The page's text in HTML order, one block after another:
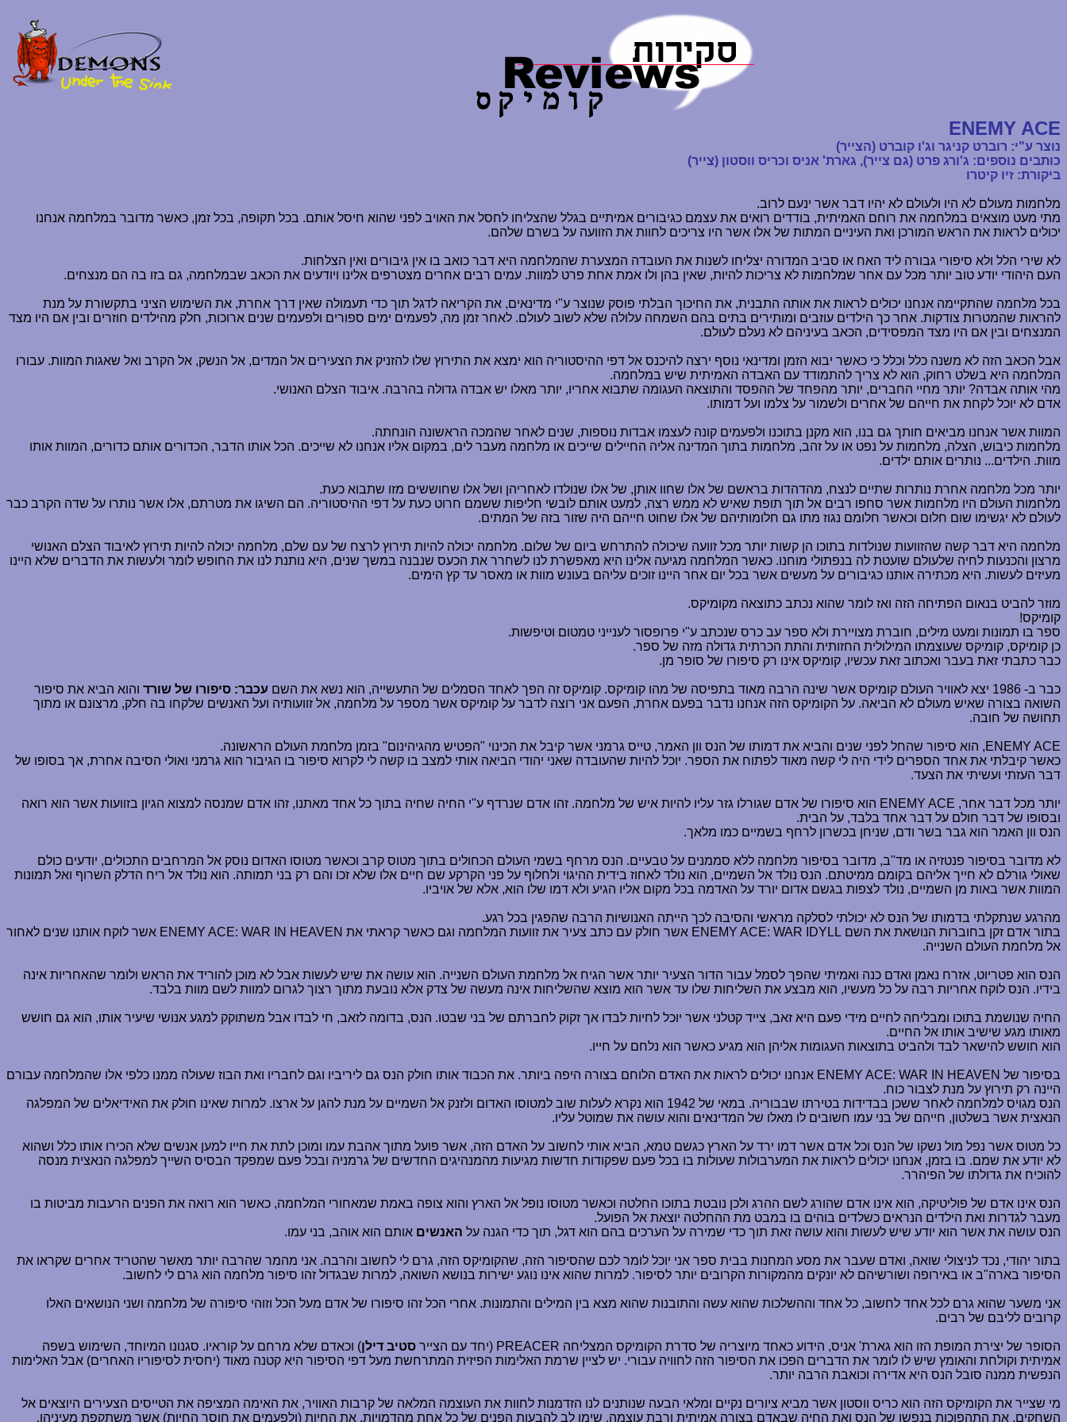
ENEMY ACE
נוצר ע"י: רוברט קניגר וג'ו קוברט (הצייר)
כותבים נוספים: ג'ורג פרט (גם צייר), גארת' אניס וכריס ווסטון (צייר)
ביקורת: זיו קיטרו
מלחמות מעולם לא היו ולעולם לא יהיו דבר אשר ינעם לרוב.
מתי מעט מוצאים במלחמה את רוחם האמיתית, בודדים רואים את עצמם כגיבורים אמיתיים בגלל שהצליחו לחסל את האויב לפני שהוא חיסל אותם. בכל תקופה, בכל זמן, כאשר מדובר במלחמה אנחנו
יכולים לראות את הראש המורכן ואת העיניים המתות של אלו אשר היו צריכים לחוות את הזוועה על בשרם שלהם.
לא שירי הלל ולא סיפורי גבורה ליד האח או סביב המדורה יצליחו לשנות את העובדה המצערת שהמלחמה היא דבר כואב בו אין גיבורים ואין הצלחות.
העם היהודי יודע טוב יותר מכל עם אחר שמלחמות לא צריכות להיות, שאין בהן ולו אמת אחת פרט למוות. עמים רבים אחרים מצטרפים אלינו ויודעים את הכאב שבמלחמה, גם בזו בה הם מנצחים.
בכל מלחמה שהתקיימה אנחנו יכולים לראות את אותה התבנית, את החיכוך הבלתי פוסק שנוצר ע"י מדינאים, את הקריאה לדגל תוך כדי תעמולה שאין דרך אחרת, את השימוש הציני בתקשורת על מנת
להראות שהמטרות צודקות. אחר כך הילדים עוזבים ומותירים בתים בהם השמחה עלולה שלא לשוב לעולם. לאחר זמן מה, לפעמים ימים ספורים ולפעמים שנים ארוכות, חלק מהילדים חוזרים ובין אם היו מצד
המנצחים ובין אם היו מצד המפסידים, הכאב בעיניהם לא נעלם לעולם.
אבל הכאב הזה לא משנה כלל וכלל כי כאשר יבוא הזמן ומדינאי נוסף ירצה להיכנס אל דפי ההיסטוריה הוא ימצא את התירוץ שלו להזניק את הצעירים אל המדים, אל הנשק, אל הקרב ואל שאגות המוות. עבורו
המלחמה היא בשלט רחוק, הוא לא צריך להתמודד עם האבדה האמיתית שיש במלחמה.
מהי אותה אבדה? יותר מחיי החברים, יותר מהפחד של ההפסד והתוצאה העגומה שתבוא אחריו, יותר מאלו יש אבדה גדולה בהרבה. איבוד הצלם האנושי.
אדם לא יוכל לקחת את חייהם של אחרים ולשמור על צלמו ועל דמותו.
המוות אשר אנחנו מביאים חותך גם בנו, הוא מקנן בתוכנו ולפעמים קונה לעצמו אבדות נוספות, שנים לאחר שהמכה הראשונה הונחתה.
מלחמות כיבוש, הצלה, מלחמות על נפט או על זהב, מלחמות בתוך המדינה אליה החיילים שייכים או מלחמה מעבר לים, במקום אליו אנחנו לא שייכים. הכל אותו הדבר, הכדורים אותם כדורים, המוות אותו
מוות. הילדים... נותרים אותם ילדים.
יותר מכל מלחמה אחרת נותרות שתיים לנצח, מהדהדות בראשם של אלו שחוו אותן, של אלו שנולדו לאחריהן ושל אלו שחוששים מזו שתבוא כעת.
מלחמות העולם היו מלחמות אשר סחפו רבים אל תוך תופת שאיש לא ממש רצה, למעט אותם לובשי חליפות ששמם חרוט כעת על דפי ההיסטוריה. הם השיגו את מטרתם, אלו אשר נותרו על שדה הקרב כבר
לעולם לא יגשימו שום חלום וכאשר חלומם נגוז מתו גם חלומותיהם של אלו שחוט חייהם היה שזור בזה של המתים.
מלחמה היא דבר קשה שהזוועות שנולדות בתוכו הן קשות יותר מכל זוועה שיכולה להתרחש ביום של שלום. מלחמה יכולה להיות תירוץ לרצח של עם שלם, מלחמה יכולה להיות תירוץ לאיבוד הצלם האנושי
מרצון והכנעות לחיה שלעולם שועטת לה בנפתולי מוחנו. כאשר המלחמה מגיעה אלינו היא מאפשרת לנו לשחרר את הכעס שנבנה במשך שנים, היא נותנת לנו את החופש לומר ולעשות את הדברים שלא היינו
מעיזים לעשות. היא מכתירה אותנו כגיבורים על מעשים אשר בכל יום אחר היינו זוכים עליהם בעונש מוות או מאסר עד קץ הימים.
מוזר להביט בנאום הפתיחה הזה ואז לומר שהוא נכתב כתוצאה מקומיקס.
קומיקס!
ספר בו תמונות ומעט מילים, חוברת מצויירת ולא ספר עב כרס שנכתב ע"י פרופסור לענייני טמטום וטיפשות.
כן קומיקס, קומיקס שעוצמתו המילולית החזותית והתת הכרתית גדולה מזה של ספר.
כבר כתבתי זאת בעבר ואכתוב זאת עכשיו, קומיקס אינו רק סיפורו של סופר מן.
כבר ב- 1986 יצא לאוויר העולם קומיקס אשר שינה הרבה מאוד בתפיסה של מהו קומיקס. קומיקס זה הפך לאחד הסמלים של התעשייה, הוא נשא את השם עכבר: סיפורו של שורד והוא הביא את סיפור
השואה בצורה שאיש מעולם לא הביאה. על הקומיקס הזה אנחנו נדבר בפעם אחרת, הפעם אני רוצה לדבר על קומיקס אשר מספר על מלחמה, אל זוועותיה ועל האנשים שלקחו בה חלק, מרצונם או מתוך
תחושה של חובה.
ENEMY ACE, הוא סיפור שהחל לפני שנים והביא את דמותו של הנס וון האמר, טייס גרמני אשר קיבל את הכינוי "הפטיש מהגיהינום" בזמן מלחמת העולם הראשונה.
כאשר קיבלתי את אחד הספרים לידי היה לי קשה מאוד לפתוח את הספר. יוכל להיות שהעובדה שאני יהודי הביאה אותי למצב בו קשה לי לקרוא סיפור בו הגיבור הוא גרמני ואולי הסיבה אחרת, אך בסופו של
דבר העזתי ועשיתי את הצעד.
יותר מכל דבר אחר, ENEMY ACE הוא סיפורו של אדם שגורלו גזר עליו להיות איש של מלחמה. זהו אדם שנרדף ע"י החיה שחיה בתוך כל אחד מאתנו, זהו אדם שמנסה למצוא הגיון בזוועות אשר הוא רואה
ובסופו של דבר חולם על דבר אחד בלבד, על הבית.
הנס וון האמר הוא גבר בשר ודם, שניחן בכשרון לרחף בשמיים כמו מלאך.
לא מדובר בסיפור פנטזיה או מד"ב, מדובר בסיפור מלחמה ללא סממנים על טבעיים. הנס מרחף בשמי העולם הכחולים בתוך מטוס קרב וכאשר מטוסו האדום נוסק אל המרחבים התכולים, יודעים כולם
שאולי גורלם לא חייך אליהם בקומם ממיטתם. הנס נולד אל השמיים, הוא נולד לאחוז בידית ההיגוי ולחלוף על פני הקרקע שם חיים אלו שלא זכו והם רק בני תמותה. הוא נולד אל ריח הדלק השרוף ואל תמונות
המוות אשר באות מן השמיים, נולד לצפות בגשם אדום יורד על האדמה בכל מקום אליו הגיע ולא דמו שלו הוא, אלא של אויביו.
מהרגע שנתקלתי בדמותו של הנס לא יכולתי לסלקה מראשי והסיבה לכך הייתה האנושיות הרבה שהפגין בכל רגע.
בתור אדם זקן בחוברות הנושאת את השם ENEMY ACE: WAR IDYLL אשר חולק עם כתב צעיר את זוועות המלחמה וגם כאשר קראתי את ENEMY ACE: WAR IN HEAVEN אשר לוקח אותנו שנים לאחור
אל מלחמת העולם השנייה.
הנס הוא פטריוט, אזרח נאמן ואדם כנה ואמיתי שהפך לסמל עבור הדור הצעיר יותר אשר הגיח אל מלחמת העולם השנייה. הוא עושה את שיש לעשות אבל לא מוכן להוריד את הראש ולומר שהאחריות אינה
בידיו. הנס לוקח אחריות רבה על כל מעשיו, הוא מבצע את השליחות שלו עד אשר הוא מוצא שהשליחות אינה מעשה של צדק אלא נובעת מתוך רצוך לגרום למוות לשם מוות בלבד.
החיה שנושמת בתוכו ומבליחה לחיים מידי פעם היא זאב, צייד קטלני אשר יוכל לחיות לבדו אך זקוק לחברתם של בני שבטו. הנס, בדומה לזאב, חי לבדו אבל משתוקק למגע אנושי שיעיר אותו, הוא גם חושש
מאותו מגע שישיב אותו אל החיים.
הוא חושש להישאר לבד ולהביט בתוצאות העגומות אליהן הוא מגיע כאשר הוא נלחם על חייו.
בסיפור של ENEMY ACE: WAR IN HEAVEN אנחנו יכולים לראות את האדם הלוחם בצורה היפה ביותר. את הכבוד אותו חולק הנס גם ליריביו וגם לחבריו ואת הבוז שעולה ממנו כלפי אלו שהמלחמה עבורם
היינה רק תירוץ על מנת לצבור כוח.
הנס מגויס למלחמה לאחר ששכן בבדידות בטירתו שבבוריה. במאי של 1942 הוא נקרא לעלות שוב למטוסו האדום ולזנק אל השמיים על מנת להגן על ארצו. למרות שאינו חולק את האידיאלים של המפלגה
הנאצית אשר בשלטון, חייהם של בני עמו חשובים לו מאלו של המדינאים והוא עושה את שמוטל עליו.
כל מטוס אשר נפל מול נשקו של הנס וכל אדם אשר דמו ירד על הארץ כגשם טמא, הביא אותי לחשוב על האדם הזה, אשר פועל מתוך אהבת עמו ומוכן לתת את חייו למען אנשים שלא הכירו אותו כלל ושהוא
לא יודע את שמם. בו בזמן, אנחנו יכולים לראות את המערבולות שעולות בו בכל פעם שפקודות חדשות מגיעות מהמנהיגים החדשים של גרמניה ובכל פעם שמפקד הבסיס השייך למפלגה הנאצית מנסה
להוכיח את גדולתו של הפיהרר.
הנס אינו אדם של פוליטיקה, הוא אינו אדם שהורג לשם ההרג ולכן נובטת בתוכו החלטה וכאשר מטוסו נופל אל הארץ והוא צופה באמת שמאחורי המלחמה, כאשר הוא רואה את הפנים הרעבות מביטות בו
מעבר לגדרות ואת הילדים הנראים כשלדים בוהים בו במבט מת ההחלטה יוצאת אל הפועל.
הנס עושה את אשר הוא יודע שיש לעשות והוא עושה זאת תוך כדי שמירה על הערכים בהם הוא דגל, תוך כדי הגנה על האנשים אותם הוא אוהב, בני עמו.
בתור יהודי, נכד לניצולי שואה, ואדם שעבר את מסע המחנות בבית ספר אני יוכל לומר לכם שהסיפור הזה, שהקומיקס הזה, גרם לי לחשוב והרבה. אני מהמר שהרבה יותר מאשר שהטריד אחרים שקראו את
הסיפור בארה"ב או באירופה ושורשיהם לא יונקים מהמקורות הקרובים יותר לסיפור. למרות שהוא אינו נוגע ישירות בנושא השואה, למרות שבגדול זהו סיפור מלחמה הוא גרם לי לחשוב.
אני משער שהוא גרם לכל אחד לחשוב, כל אחד וההשלכות שהוא עשה והתובנות שהוא מצא בין המילים והתמונות. אחרי הכל זהו סיפורו של אדם מעל הכל וזוהי סיפורה של מלחמה ושני הנושאים האלו
קרובים לליבם של רבים.
הסופר של יצירת המופת הזו הוא גארת' אניס, הידוע כאחד מיוצריה של סדרת הקומיקס המצליחה PREACER (יחד עם הצייר סטיב דילן) וכאדם שלא מרחם על קוראיו. סגנונו המיוחד, השימוש בשפה
אמיתית וקולחת והאומץ שיש לו לומר את הדברים הפכו את הסיפור הזה לחוויה עבורי. יש לציין שרמת האלימות הפיזית המתרחשת מעל דפי הסיפור היא קטנה מאוד (יחסית לסיפוריו האחרים) אבל האלימות
הנפשית ממנה סובל הנס היא אדירה וכואבת הרבה יותר.
מי שצייר את הקומיקס הזה הוא כריס ווסטון אשר מביא ציורים נקיים ומלאי הבעה שנותנים לנו הזדמנות לחוות את העוצמה המלאה של קרבות האוויר, את האימה המציפה את הטייסים הצעירים היוצאים אל
השחקים, את התהפוכות בנפשו של הנס ואת החיה שבאדם בצורה אמיתית ורבת עוצמה. שימו לב להבעות הפנים של כל אחת מהדמויות, את החיות (ולפעמים את חוסר החיות) אשר משתקפת מעיניהן.